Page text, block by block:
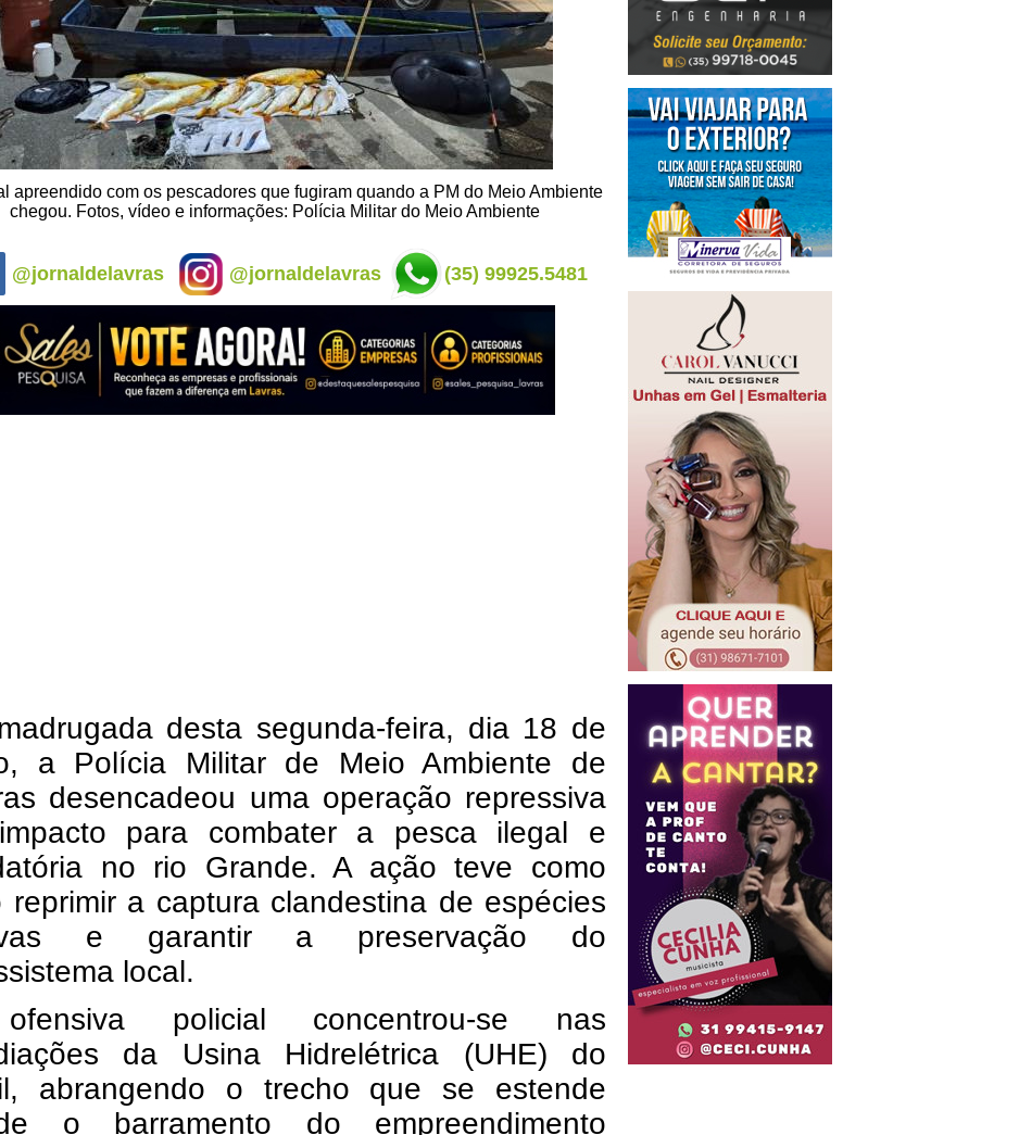
apreendido com os pescadores que fugiram quando a PM do Meio Ambiente
chegou. Fotos, vídeo e informações: Polícia Militar do Meio Ambiente
@jornaldelavras @jornaldelavras (35) 99925.5481
desta segunda-feira, dia 18 de
a Polícia Militar de Meio Ambiente de
desencadeou uma operação repressiva
para combater a pesca ilegal e
no rio Grande. A ação teve como
reprimir a captura clandestina de espécies
e garantir a preservação do
local.
policial concentrou-se nas
da Usina Hidrelétrica (UHE) do
abrangendo o trecho que se estende
o barramento do empreendimento